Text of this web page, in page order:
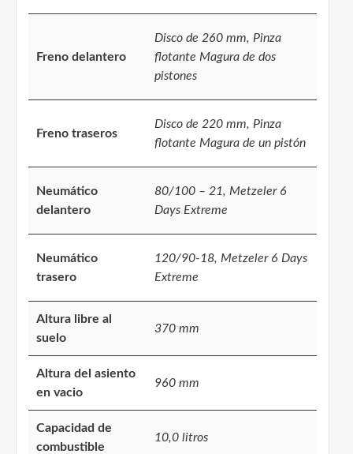
Freno delantero
Disco de 260 mm, Pinza
flotante Magura de dos
pistones
Freno traseros
Disco de 220 mm, Pinza
flotante Magura de un pistón
Neumático
delantero
80/100 – 21, Metzeler 6
Days Extreme
Neumático
trasero
120/90-18, Metzeler 6 Days
Extreme
Altura libre al
suelo
370 mm
Altura del asiento
en vacio
960 mm
Capacidad de
combustible
10,0 litros